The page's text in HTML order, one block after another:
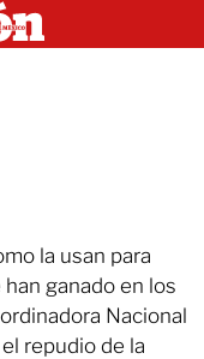
la usan para
ganado en los
Nacional
repudio de la